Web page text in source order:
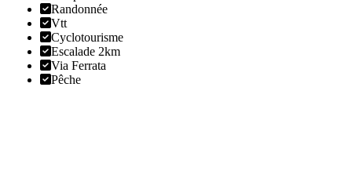
Randonnée
Vtt
Cyclotourisme
Escalade 2km
Via Ferrata
Pêche